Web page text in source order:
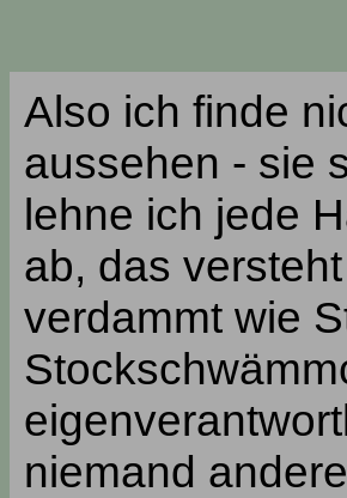
Also ich finde
aussehen - sie
lehne ich jede
ab, das
verdammt wie
niemand